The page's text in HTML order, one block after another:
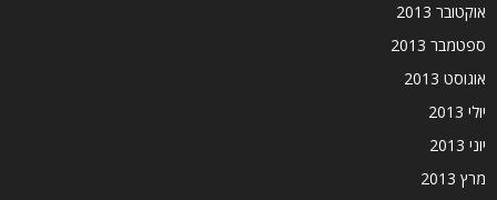
אוקטובר 2013
ספטמבר 2013
אוגוסט 2013
יולי 2013
יוני 2013
מרץ 2013